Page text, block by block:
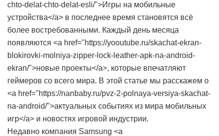
chto-delat-chto-delat-esli/">Игры на мобильные
устройства</a> в последнее время становятся всё
более востребованными. Каждый день месяца
появляются <a href="https://yooutube.ru/skachat-ekran-
blokirovki-molniya-zipper-lock-leather-apk-na-android-
ekran/">новые проекты</a>, которые впечатляют
геймеров со всего мира. В этой статье мы расскажем о
<a href="https://nanbaby.ru/pvz-2-polnaya-versiya-skachat-
na-android/">актуальных событиях из мира мобильных
игр</a> и новостях игровой индустрии.
Недавно компания Samsung <a